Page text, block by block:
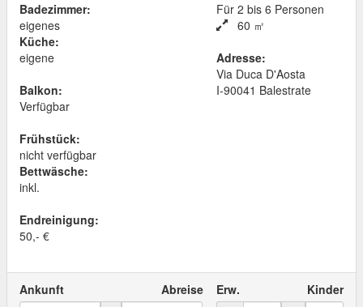
Badezimmer:
eigenes
Küche:
eigene
Balkon:
Verfügbar
Frühstück:
nicht verfügbar
Bettwäsche:
inkl.
Endreinigung:
50,- €
Für 2 bis 6 Personen
60 ㎡
Adresse:
Via Duca D'Aosta
I-90041 Balestrate
Ankunft Abreise Erw. Kinder